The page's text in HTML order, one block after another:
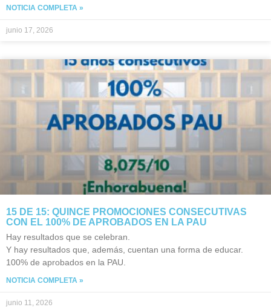
NOTICIA COMPLETA »
junio 17, 2026
15 DE 15: QUINCE PROMOCIONES CONSECUTIVAS
CON EL 100% DE APROBADOS EN LA PAU
Hay resultados que se celebran.
Y hay resultados que, además, cuentan una forma de educar.
100% de aprobados en la PAU.
NOTICIA COMPLETA »
junio 11, 2026